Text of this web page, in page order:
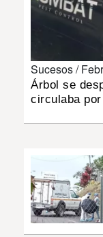
Sucesos /
Árbol se
circulaba